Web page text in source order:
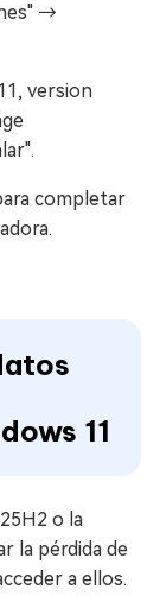
→
version
completar
11
o la
la pérdida de
a ellos.